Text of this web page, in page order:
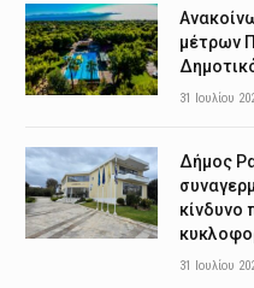
μέτρων
31 Ιουλίου
Δήμος
κίνδυνο
31 Ιουλίου